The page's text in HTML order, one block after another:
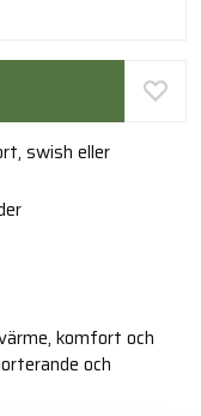
swish eller
komfort och
och